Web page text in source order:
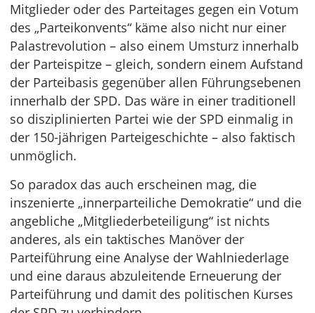
Mitglieder oder des Parteitages gegen ein Votum
des „Parteikonvents“ käme also nicht nur einer
Palastrevolution – also einem Umsturz innerhalb
der Parteispitze – gleich, sondern einem Aufstand
der Parteibasis gegenüber allen Führungsebenen
innerhalb der SPD. Das wäre in einer traditionell
so disziplinierten Partei wie der SPD einmalig in
der 150-jährigen Parteigeschichte – also faktisch
unmöglich.
So paradox das auch erscheinen mag, die
inszenierte „innerparteiliche Demokratie“ und die
angebliche „Mitgliederbeteiligung“ ist nichts
anderes, als ein taktisches Manöver der
Parteiführung eine Analyse der Wahlniederlage
und eine daraus abzuleitende Erneuerung der
Parteiführung und damit des politischen Kurses